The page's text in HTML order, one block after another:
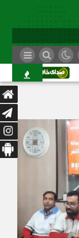
کاشمر؛